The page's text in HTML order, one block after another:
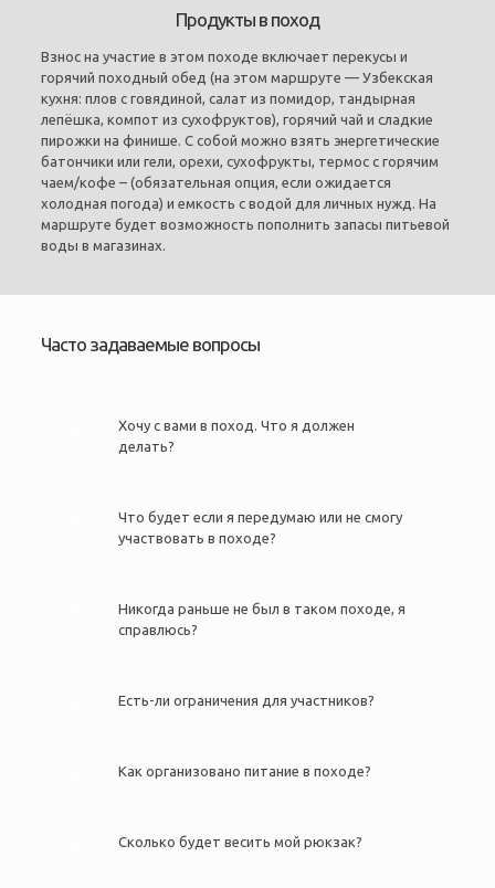
Продукты в поход
Взнос на участие в этом походе включает перекусы и
горячий походный обед (на этом маршруте — Узбекская
кухня: плов с говядиной, салат из помидор, тандырная
лепёшка, компот из сухофруктов), горячий чай и сладкие
пирожки на финише. С собой можно взять энергетические
батончики или гели, орехи, сухофрукты, термос с горячим
чаем/кофе – (обязательная опция, если ожидается
холодная погода) и емкость с водой для личных нужд. На
маршруте будет возможность пополнить запасы питьевой
воды в магазинах.
Часто задаваемые вопросы
Хочу с вами в поход. Что я должен
делать?
Что будет если я передумаю или не смогу
участвовать в походе?
Никогда раньше не был в таком походе, я
справлюсь?
Есть-ли ограничения для участников?
Как организовано питание в походе?
Сколько будет весить мой рюкзак?